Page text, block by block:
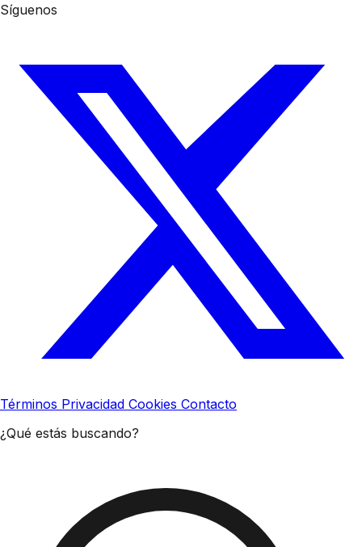
Síguenos
Términos Privacidad Cookies Contacto
¿Qué estás buscando?